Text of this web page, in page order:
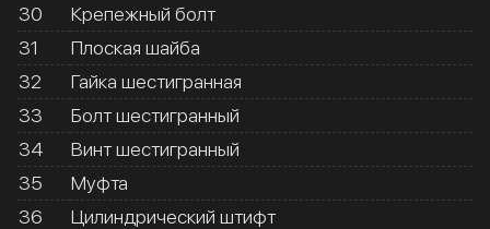
30
Крепежный болт
31
Плоская шайба
32
Гайка шестигранная
33
Болт шестигранный
34
Винт шестигранный
35
Муфта
36
Цилиндрический штифт